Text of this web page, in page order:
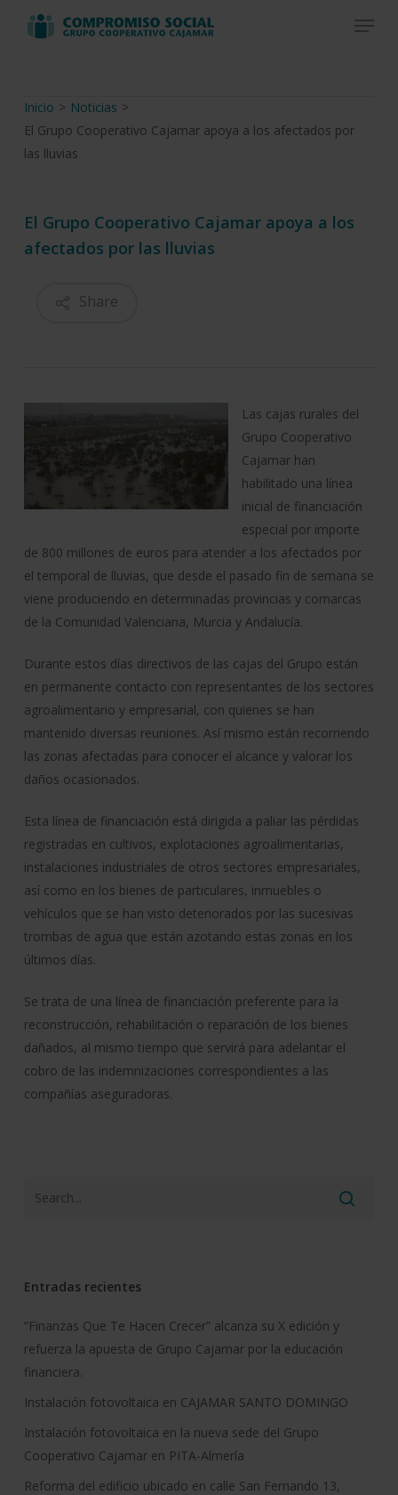
Menu
Inicio > Noticias >
El Grupo Cooperativo Cajamar apoya a los afectados por
las lluvias
El Grupo Cooperativo Cajamar apoya a los
afectados por las lluvias
Share
Las cajas rurales del
Grupo Cooperativo
Cajamar han
habilitado una línea
inicial de financiación
especial por importe
de 800 millones de euros para atender a los afectados por
el temporal de lluvias, que desde el pasado fin de semana se
viene produciendo en determinadas provincias y comarcas
de la Comunidad Valenciana, Murcia y Andalucía.
Durante estos días directivos de las cajas del Grupo están
en permanente contacto con representantes de los sectores
agroalimentario y empresarial, con quienes se han
mantenido diversas reuniones. Así mismo están recorriendo
las zonas afectadas para conocer el alcance y valorar los
daños ocasionados.
Esta línea de financiación está dirigida a paliar las pérdidas
registradas en cultivos, explotaciones agroalimentarias,
instalaciones industriales de otros sectores empresariales,
así como en los bienes de particulares, inmuebles o
vehículos que se han visto deteriorados por las sucesivas
trombas de agua que están azotando estas zonas en los
últimos días.
Se trata de una línea de financiación preferente para la
reconstrucción, rehabilitación o reparación de los bienes
dañados, al mismo tiempo que servirá para adelantar el
cobro de las indemnizaciones correspondientes a las
compañías aseguradoras.
Entradas recientes
“Finanzas Que Te Hacen Crecer” alcanza su X edición y
refuerza la apuesta de Grupo Cajamar por la educación
financiera.
Instalación fotovoltaica en CAJAMAR SANTO DOMINGO
Instalación fotovoltaica en la nueva sede del Grupo
Cooperativo Cajamar en PITA-Almería
Reforma del edificio ubicado en calle San Fernando 13,